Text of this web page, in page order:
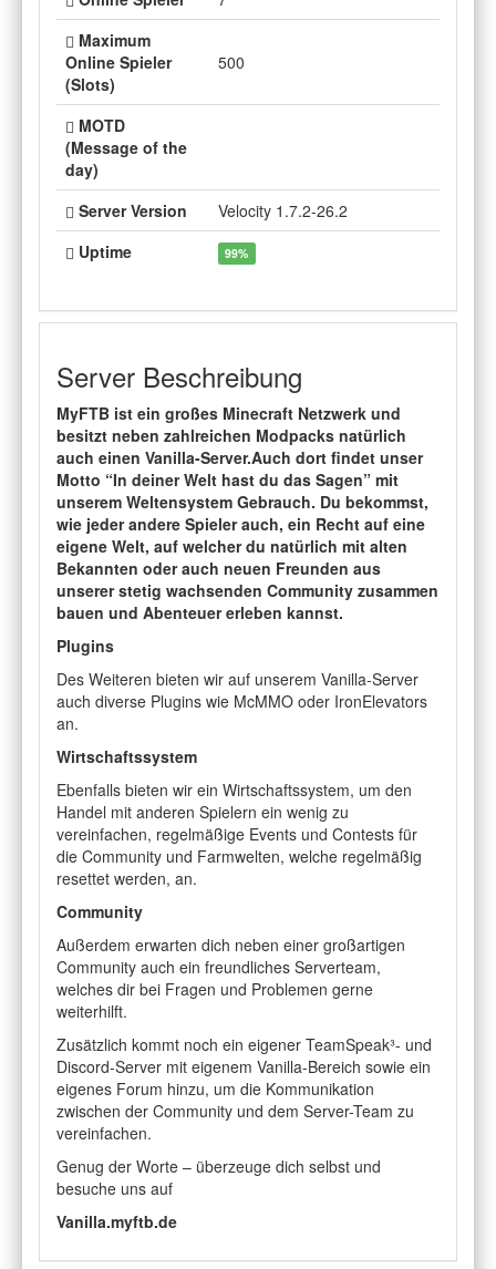
Maximum
Online Spieler
(Slots)
500
MOTD
(Message of the
day)
Server Version
Velocity 1.7.2-26.2
Uptime
99%
Server Beschreibung
MyFTB ist ein großes Minecraft Netzwerk und
besitzt neben zahlreichen Modpacks natürlich
auch einen Vanilla-Server.Auch dort findet unser
Motto “In deiner Welt hast du das Sagen” mit
unserem Weltensystem Gebrauch. Du bekommst,
wie jeder andere Spieler auch, ein Recht auf eine
eigene Welt, auf welcher du natürlich mit alten
Bekannten oder auch neuen Freunden aus
unserer stetig wachsenden Community zusammen
bauen und Abenteuer erleben kannst.
Plugins
Des Weiteren bieten wir auf unserem Vanilla-Server
auch diverse Plugins wie McMMO oder IronElevators
an.
Wirtschaftssystem
Ebenfalls bieten wir ein Wirtschaftssystem, um den
Handel mit anderen Spielern ein wenig zu
vereinfachen, regelmäßige Events und Contests für
die Community und Farmwelten, welche regelmäßig
resettet werden, an.
Community
Außerdem erwarten dich neben einer großartigen
Community auch ein freundliches Serverteam,
welches dir bei Fragen und Problemen gerne
weiterhilft.
Zusätzlich kommt noch ein eigener TeamSpeak³- und
Discord-Server mit eigenem Vanilla-Bereich sowie ein
eigenes Forum hinzu, um die Kommunikation
zwischen der Community und dem Server-Team zu
vereinfachen.
Genug der Worte – überzeuge dich selbst und
besuche uns auf
Vanilla.myftb.de